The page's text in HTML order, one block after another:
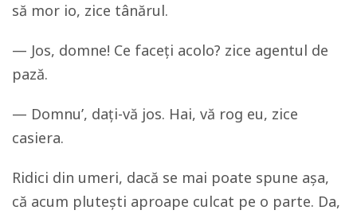
să mor io, zice tânărul.
— Jos, domne! Ce faceți acolo? zice agentul de
pază.
— Domnu’, dați-vă jos. Hai, vă rog eu, zice
casiera.
Ridici din umeri, dacă se mai poate spune așa,
că acum plutești aproape culcat pe o parte. Da,